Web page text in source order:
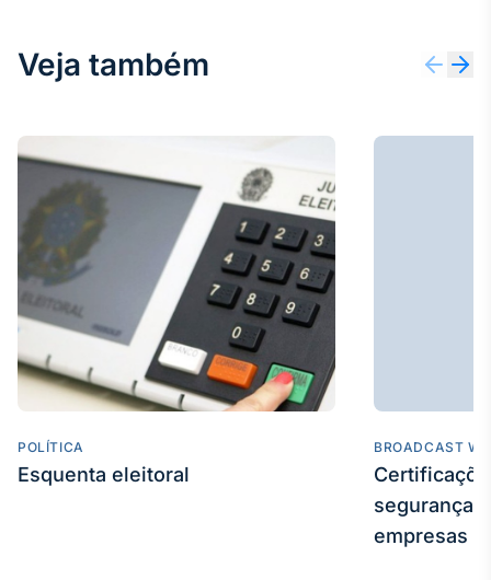
Veja também
POLÍTICA
Esquenta eleitoral
BROADCAST
segurança
empresas